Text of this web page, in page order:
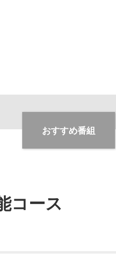
おすすめ番組
コース